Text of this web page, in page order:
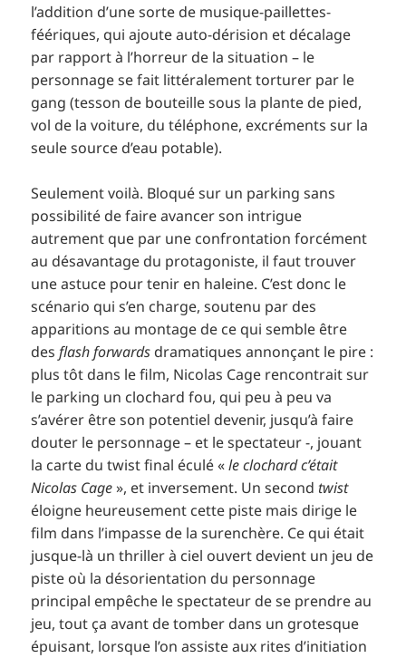
l’addition d’une sorte de musique-paillettes-
féériques, qui ajoute auto-dérision et décalage
par rapport à l’horreur de la situation – le
personnage se fait littéralement torturer par le
gang (tesson de bouteille sous la plante de pied,
vol de la voiture, du téléphone, excréments sur la
seule source d’eau potable).
Seulement voilà. Bloqué sur un parking sans
possibilité de faire avancer son intrigue
autrement que par une confrontation forcément
au désavantage du protagoniste, il faut trouver
une astuce pour tenir en haleine. C’est donc le
scénario qui s’en charge, soutenu par des
apparitions au montage de ce qui semble être
desflash forwards dramatiques annonçant le pire :
plus tôt dans le film, Nicolas Cage rencontrait sur
le parking un clochard fou, qui peu à peu va
s’avérer être son potentiel devenir, jusqu’à faire
douter le personnage – et le spectateur -, jouant
la carte du twist final éculé «le clochard c’était
Nicolas Cage», et inversement. Un secondtwist
éloigne heureusement cette piste mais dirige le
film dans l’impasse de la surenchère. Ce qui était
jusque-là un thriller à ciel ouvert devient un jeu de
piste où la désorientation du personnage
principal empêche le spectateur de se prendre au
jeu, tout ça avant de tomber dans un grotesque
épuisant, lorsque l’on assiste aux rites d’initiation